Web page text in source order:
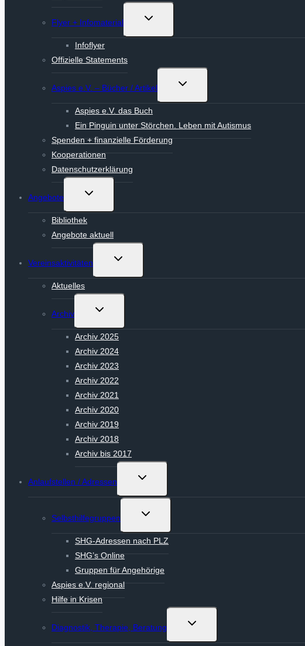
Flyer + Infomaterial
Untermenü
Infoflyer
Offizielle Statements
Aspies e.V. – Bücher / Artikel
Untermenü
Aspies e.V. das Buch
Ein Pinguin unter Störchen. Leben mit Autismus
Spenden + finanzielle Förderung
Kooperationen
Datenschutzerklärung
Angebote
Untermenü
Bibliothek
Angebote aktuell
Vereinsaktivitäten
Untermenü
Aktuelles
Archiv
Untermenü
Archiv 2025
Archiv 2024
Archiv 2023
Archiv 2022
Archiv 2021
Archiv 2020
Archiv 2019
Archiv 2018
Archiv bis 2017
Anlaufstellen / Adressen
Untermenü
Selbsthilfegruppen
Untermenü
SHG-Adressen nach PLZ
SHG’s Online
Gruppen für Angehörige
Aspies e.V. regional
Hilfe in Krisen
Diagnostik, Therapie, Beratung
Untermenü